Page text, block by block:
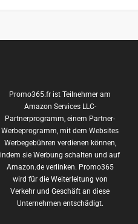
Promo365.fr ist Teilnehmer am
Amazon Services LLC-
Partnerprogramm, einem Partner-
Werbeprogramm, mit dem Websites
Werbegebühren verdienen können,
indem sie Werbung schalten und auf
Amazon.de verlinken. Promo365
wird für die Weiterleitung von
Verkehr und Geschäft an diese
Unternehmen entschädigt.